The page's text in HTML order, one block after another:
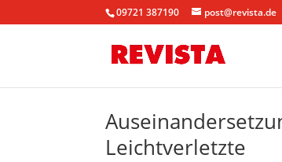
09721 387190 post@revista.de
Leichtverletzte